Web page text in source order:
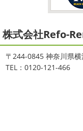
い間に2026年も1か
して…本年もどうぞ
大
盆休みも頂き、今
らへ？？？どこだ
株式会社Refo-
〒244-0845 神奈川県
TEL：0120-121-466